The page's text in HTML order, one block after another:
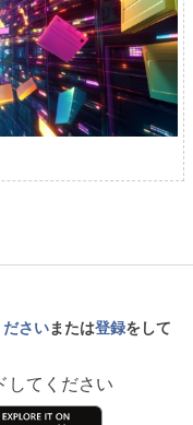
ださいまたは登録をして
してください